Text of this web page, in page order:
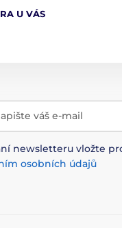
U VÁS
váš e-mail
newsletteru vložte
osobních údajů